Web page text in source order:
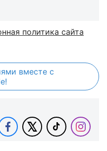
политика сайта
вместе с